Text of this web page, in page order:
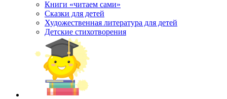
Книги «читаем сами»
Сказки для детей
Художественная литература для детей
Детские стихотворения